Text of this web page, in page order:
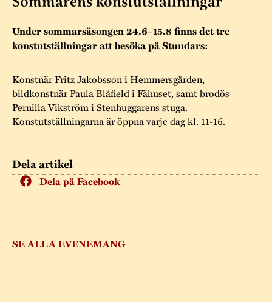
Trygghet
Hållbar utveckling
Kontakta oss
Kalas på Stundars
Stundars teater
Byggnadsvård
Hantverk
Projekt
Stundarsvänner
Årsberättelser
Årets Gunnar
Dela artikel
Dela på Facebook
SE ALLA EVENEMANG
Under sommarsäsongen 24.6–15.8 finns det tre
konstutställningar att besöka på Stundars:
Konstnär Fritz Jakobsson i Hemmersgården,
bildkonstnär Paula Blåfield i Fähuset, samt brodös
Pernilla Vikström i Stenhuggarens stuga.
Konstutställningarna är öppna varje dag kl. 11-16.